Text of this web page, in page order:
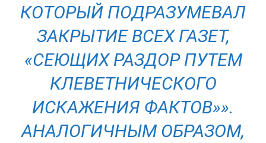
КОТОРЫЙ ПОДРАЗУМЕВАЛ
ЗАКРЫТИЕ ВСЕХ ГАЗЕТ,
«СЕЮЩИХ РАЗДОР ПУТЕМ
КЛЕВЕТНИЧЕСКОГО
ИСКАЖЕНИЯ ФАКТОВ»».
АНАЛОГИЧНЫМ ОБРАЗОМ,